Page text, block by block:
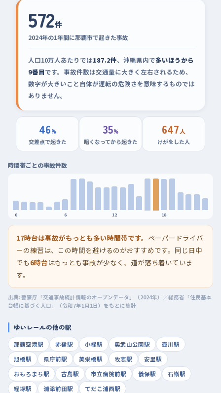
572件
2024年の1年間に那覇市で起きた事故
人口10万人あたりでは187.2件、沖縄県内で多いほうから
9番目です。事故件数は交通量に大きく左右されるため、
数字が大きいこと自体が運転の危険さを意味するものでは
ありません。
46%
交差点で起きた
35%
暗くなってから起きた
647人
けがをした人
時間帯ごとの事故件数
0 6 12 18
17時台は事故がもっとも多い時間帯です。 ペーパードライバ
ーの練習は、この時間を避けるのがおすすめです。同じ日中
でも 6時台はもっとも事故が少なく、道が落ち着いていま
す。
出典: 警察庁「交通事故統計情報のオープンデータ」（2024年）／総務省「住民基本
台帳に基づく人口」（令和7年1月1日）をもとに集計
ゆいレールの他の駅
那覇空港駅 赤嶺駅 小禄駅 奥武山公園駅
壺川駅
旭橋駅
県庁前駅 美栄橋駅 牧志駅
安里駅
おもろまち駅
古島駅 市立病院前駅 儀保駅
石嶺駅
経塚駅
浦添前田駅 てだこ浦西駅